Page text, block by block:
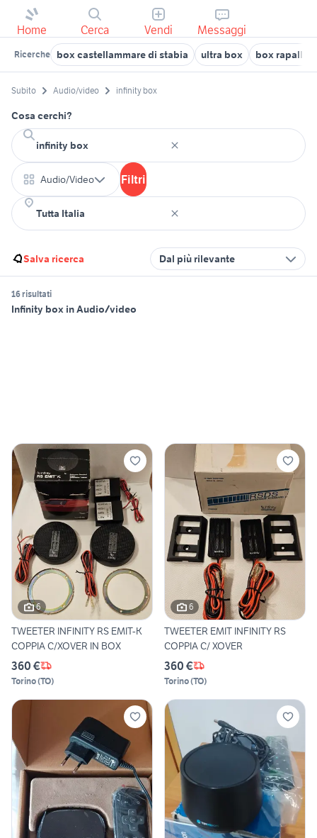
Home Cerca Vendi Messaggi
Ricerche box castellammare di stabia ultra box box rapallo
Subito Audio/video infinity box
Cosa cerchi?
Audio/Video Filtri
Salva ricerca Dal più rilevante
16 risultati
Infinity box in Audio/video
6
TWEETER INFINITY RS EMIT-K
COPPIA C/XOVER IN BOX
360 €
Torino(TO)
6
TWEETER EMIT INFINITY RS
COPPIA C/ XOVER
360 €
Torino(TO)